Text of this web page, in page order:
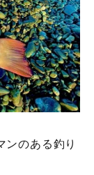
ンのある釣り